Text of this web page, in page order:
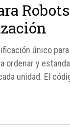
único
ordenar y
unidad. El